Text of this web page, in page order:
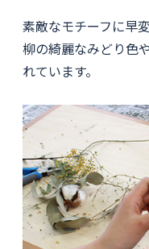
素敵なモチーフに早変
柳の綺麗なみどり色
れています。